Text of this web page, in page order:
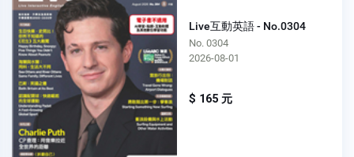
Live互動英語 - No.0304
No. 0304
2026-08-01
$ 165 元